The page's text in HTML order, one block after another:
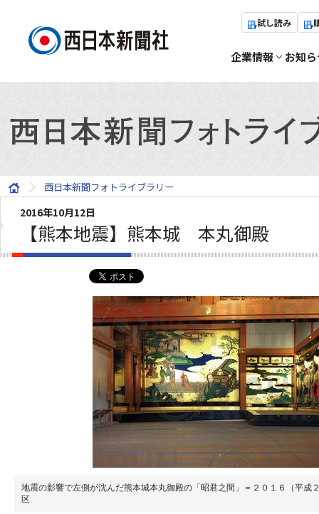
試し読み
企業情報 お知
西日本新聞フォトライブラリー
2016年10月12日
【熊本地震】熊本城 本丸御殿
地震の影響で左側が沈んだ熊本城本丸御殿の「昭君之間」＝２０１６（平成
区